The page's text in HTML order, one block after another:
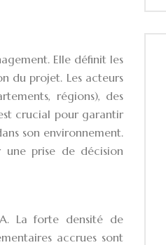
Elle définit les
du projet. Les acteurs
régions), des
crucial pour garantir
son environnement.
prise de décision
La forte densité de
accrues sont